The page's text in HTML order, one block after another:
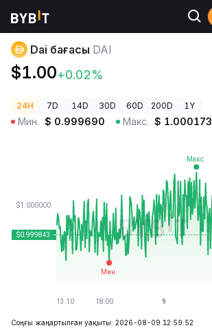
Криптовалюта бағалары
Dai бағасы DAI
$1.00+0.02%
24H 7D 14D 30D 60D 200D 1Y
Мин. $ 0.999690 Макс. $ 1.000173
Соңғы жаңартылған уақыты: 2026-08-09 12:59:52